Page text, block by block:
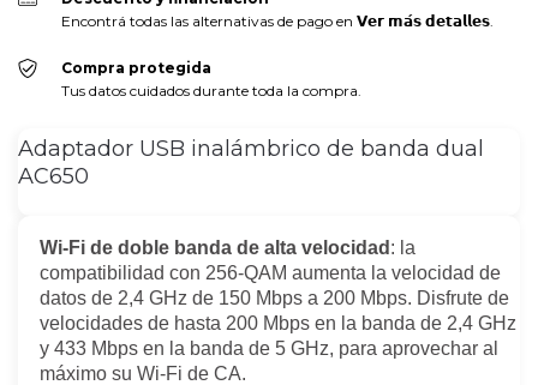
Encontrá todas las alternativas de pago en 𝗩𝗲𝗿 𝗺𝗮́𝘀 𝗱𝗲𝘁𝗮𝗹𝗹𝗲𝘀.
Compra protegida
Tus datos cuidados durante toda la compra.
Adaptador USB inalámbrico de banda dual
AC650
Wi-Fi de doble banda de alta velocidad : la
compatibilidad con 256-QAM aumenta la velocidad de
datos de 2,4 GHz de 150 Mbps a 200 Mbps. Disfrute de
velocidades de hasta 200 Mbps en la banda de 2,4 GHz
y 433 Mbps en la banda de 5 GHz, para aprovechar al
máximo su Wi-Fi de CA.